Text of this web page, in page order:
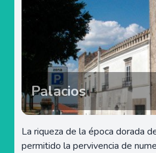
Palacios
La riqueza de la época dorada
permitido la pervivencia de